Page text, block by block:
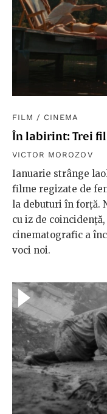
FILM / CINEMA
În labirint: Trei
VICTOR MOROZOV
Ianuarie strânge
filme regizate de
la debuturi în forță.
cu iz de
cinematografic a
voci noi.